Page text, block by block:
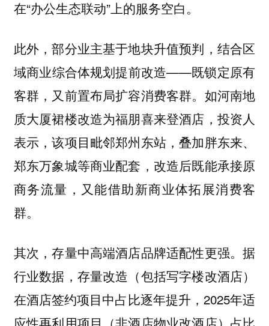
在“办公生态联动”上的服务空白。
此外，部分业主基于地块升值预判，结合区
域商业综合体规划提前改造——既锁定原有
客群，又前置布局扩容消费客群。如河南地
质大厦裙楼改造为福朋喜来登酒店，投资人
表示，该项目毗邻郑州东站，叠加胖东来、
郑东万象城等商业配套，改造后既能承接原
商务流量，又能借助新商业体拓展消费客
群。
其次，存量中高端酒店品牌适配性更强。据
行业数据，存量改造（包括写字楼改酒店）
在酒店签约项目中占比逐年提升，2025年适
应性再利用项目（非酒店物业改酒店）占比